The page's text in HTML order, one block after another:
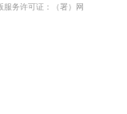
服务许可证：（署）网